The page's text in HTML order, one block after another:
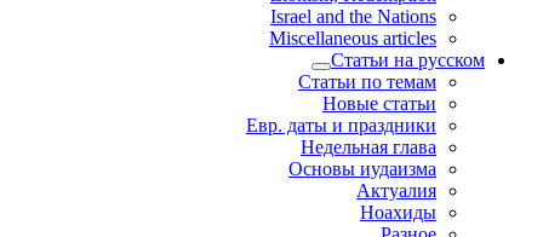
Israel and the Nations
Miscellaneous articles
Статьи на русском
Статьи по темам
Новые статьи
Евр. даты и праздники
Недельная глава
Основы иудаизма
Актуалия
Ноахиды